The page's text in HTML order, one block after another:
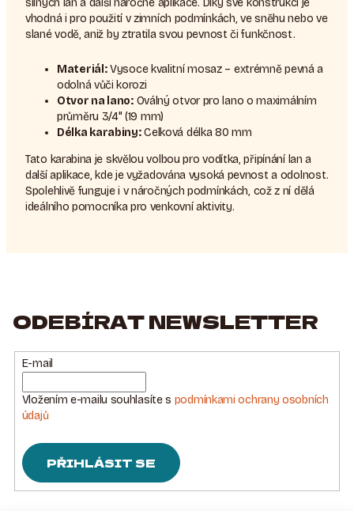
silných lan a další náročné aplikace. Díky své konstrukci je
vhodná i pro použití v zimních podmínkách, ve sněhu nebo ve
slané vodě, aniž by ztratila svou pevnost či funkčnost.
Materiál:Vysoce kvalitní mosaz – extrémně pevná a
odolná vůči korozi
Otvor na lano:Oválný otvor pro lano o maximálním
průměru 3/4" (19 mm)
Délka karabiny:Celková délka 80 mm
Tato karabina je skvělou volbou pro vodítka, připínání lan a
další aplikace, kde je vyžadována vysoká pevnost a odolnost.
Spolehlivě funguje i v náročných podmínkách, což z ní dělá
ideálního pomocníka pro venkovní aktivity.
ODEBÍRAT NEWSLETTER
E-mail
Vložením e-mailu souhlasíte s podmínkami ochrany osobních
údajů
PŘIHLÁSIT SE